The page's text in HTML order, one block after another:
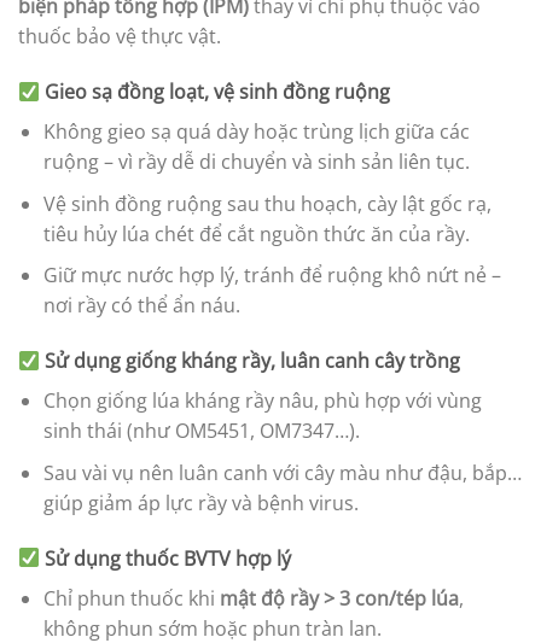
biện pháp tổng hợp (IPM)thay vì chỉ phụ thuộc vào
thuốc bảo vệ thực vật.
Gieo sạ đồng loạt, vệ sinh đồng ruộng
Không gieo sạ quá dày hoặc trùng lịch giữa các
ruộng – vì rầy dễ di chuyển và sinh sản liên tục.
Vệ sinh đồng ruộng sau thu hoạch, cày lật gốc rạ,
tiêu hủy lúa chét để cắt nguồn thức ăn của rầy.
Giữ mực nước hợp lý, tránh để ruộng khô nứt nẻ –
nơi rầy có thể ẩn náu.
Sử dụng giống kháng rầy, luân canh cây trồng
Chọn giống lúa kháng rầy nâu, phù hợp với vùng
sinh thái (như OM5451, OM7347…).
Sau vài vụ nên luân canh với cây màu như đậu, bắp…
giúp giảm áp lực rầy và bệnh virus.
Sử dụng thuốc BVTV hợp lý
Chỉ phun thuốc khi mật độ rầy > 3 con/tép lúa,
không phun sớm hoặc phun tràn lan.